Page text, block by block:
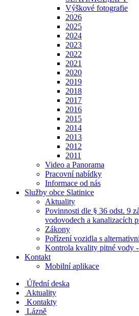
Výškové fotografie
2026
2025
2024
2023
2022
2021
2020
2019
2018
2017
2016
2015
2014
2013
2012
2011
Video a Panorama
Pracovní nabídky
Informace od nás
Služby obce Slatinice
Aktuality
Povinnosti dle § 36 odst. 9
vodovodech a kanalizacích
Zákony
Pořízení vozidla s
Kontrola kvality pitné vody
Kontakt
Mobilní aplikace
Úřední deska
Aktuality
Kontakty
Lázně